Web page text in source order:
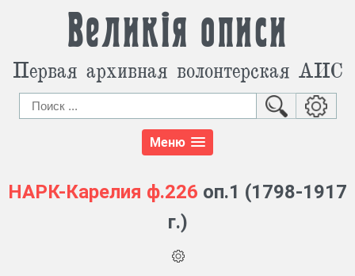
Великія описи
Первая архивная волонтерская АИС
Меню
НАРК-Карелия ф.226 оп.1 (1798-1917
г.)